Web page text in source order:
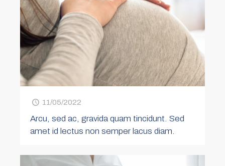
11/05/2022
Arcu, sed ac, gravida quam tincidunt. Sed
amet id lectus non semper lacus diam.